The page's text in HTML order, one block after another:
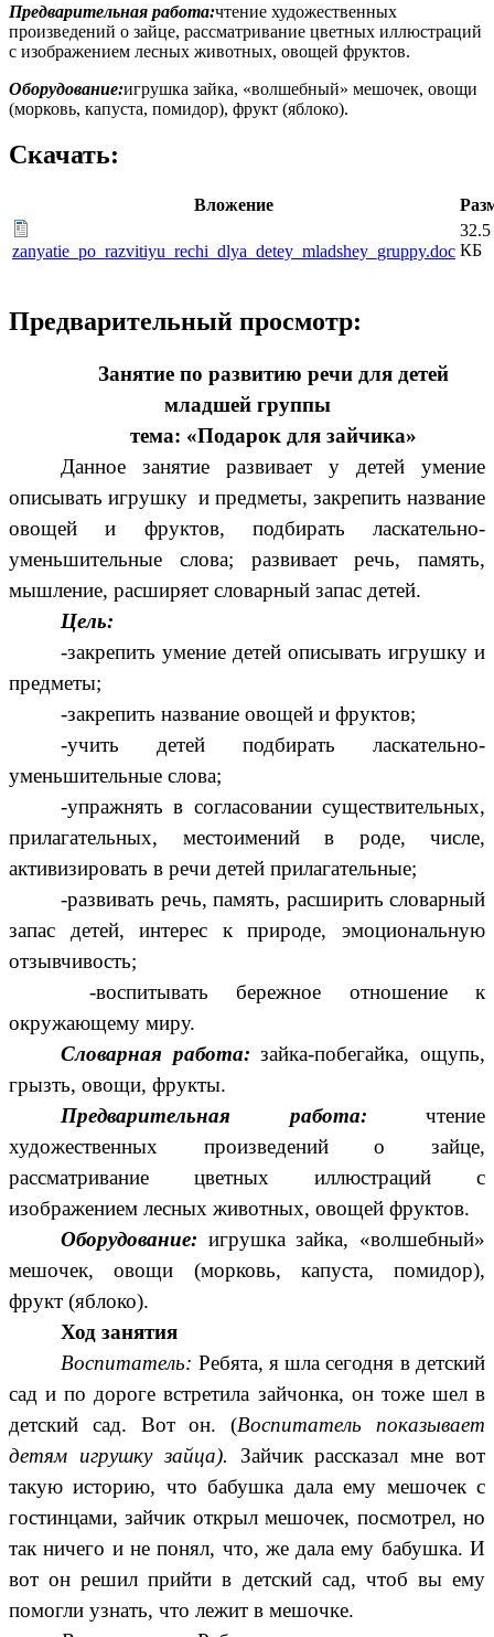
Предварительная работа:чтение художественных
произведений о зайце, рассматривание цветных иллюстраций
с изображением лесных животных, овощей фруктов.
Оборудование:игрушка зайка, «волшебный» мешочек, овощи
(морковь, капуста, помидор), фрукт (яблоко).
Скачать:
Вложение
zanyatie_po_razvitiyu_rechi_dlya_detey_mladshey_gruppy.doc
32.5
КБ
Предварительный просмотр:
Занятие по развитию речи для детей
младшей группы
тема: «Подарок для зайчика»
Данное занятие развивает у детей умение
описывать игрушку и предметы, закрепить название
овощей и фруктов, подбирать ласкательно-
уменьшительные слова; развивает речь, память,
мышление, расширяет словарный запас детей.
Цель:
-закрепить умение детей описывать игрушку и
предметы;
-закрепить название овощей и фруктов;
-учить детей подбирать ласкательно-
уменьшительные слова;
-упражнять в согласовании существительных,
прилагательных, местоимений в роде, числе,
активизировать в речи детей прилагательные;
-развивать речь, память, расширить словарный
запас детей, интерес к природе, эмоциональную
отзывчивость;
-воспитывать бережное отношение к
окружающему миру.
Словарная работа: зайка-побегайка, ощупь,
грызть, овощи, фрукты.
Предварительная работа: чтение
художественных произведений о зайце,
рассматривание цветных иллюстраций с
изображением лесных животных, овощей фруктов.
Оборудование: игрушка зайка, «волшебный»
мешочек, овощи (морковь, капуста, помидор),
фрукт (яблоко).
Ход занятия
Воспитатель: Ребята, я шла сегодня в детский
сад и по дороге встретила зайчонка, он тоже шел в
детский сад. Вот он. (Воспитатель показывает
детям игрушку зайца). Зайчик рассказал мне вот
такую историю, что бабушка дала ему мешочек с
гостинцами, зайчик открыл мешочек, посмотрел, но
так ничего и не понял, что, же дала ему бабушка. И
вот он решил прийти в детский сад, чтоб вы ему
помогли узнать, что лежит в мешочке.